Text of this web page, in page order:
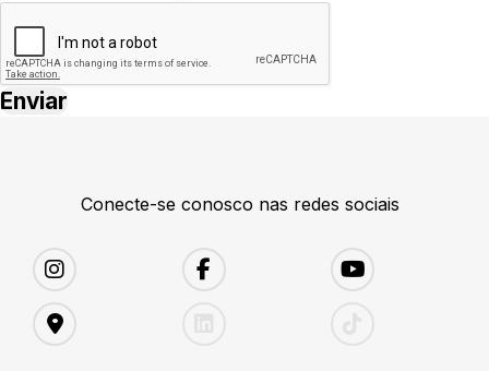
Conecte-se conosco nas redes sociais